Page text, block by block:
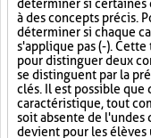
déterminer si
à des concepts précis.
déterminer si chaque
s'applique pas (-).
pour distinguer deux
se distinguent par la
clés. Il est possible que
caractéristique, tout
soit absente de l'un des
devient pour les